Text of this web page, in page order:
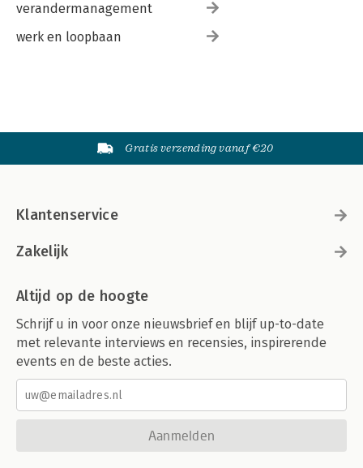
verandermanagement
werk en loopbaan
Gratis verzending vanaf €20
Klantenservice
Zakelijk
Altijd op de hoogte
Schrijf u in voor onze nieuwsbrief en blijf up-to-date
met relevante interviews en recensies, inspirerende
events en de beste acties.
Aanmelden